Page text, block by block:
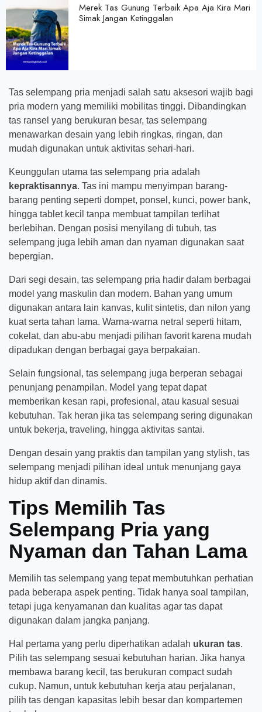
Merek Tas Gunung Terbaik Apa Aja Kira Mari
Simak Jangan Ketinggalan
Tas selempang pria menjadi salah satu aksesori wajib bagi
pria modern yang memiliki mobilitas tinggi. Dibandingkan
tas ransel yang berukuran besar, tas selempang
menawarkan desain yang lebih ringkas, ringan, dan
mudah digunakan untuk aktivitas sehari-hari.
Keunggulan utama tas selempang pria adalah
kepraktisannya. Tas ini mampu menyimpan barang-
barang penting seperti dompet, ponsel, kunci, power bank,
hingga tablet kecil tanpa membuat tampilan terlihat
berlebihan. Dengan posisi menyilang di tubuh, tas
selempang juga lebih aman dan nyaman digunakan saat
bepergian.
Dari segi desain, tas selempang pria hadir dalam berbagai
model yang maskulin dan modern. Bahan yang umum
digunakan antara lain kanvas, kulit sintetis, dan nilon yang
kuat serta tahan lama. Warna-warna netral seperti hitam,
cokelat, dan abu-abu menjadi pilihan favorit karena mudah
dipadukan dengan berbagai gaya berpakaian.
Selain fungsional, tas selempang juga berperan sebagai
penunjang penampilan. Model yang tepat dapat
memberikan kesan rapi, profesional, atau kasual sesuai
kebutuhan. Tak heran jika tas selempang sering digunakan
untuk bekerja, traveling, hingga aktivitas santai.
Dengan desain yang praktis dan tampilan yang stylish, tas
selempang menjadi pilihan ideal untuk menunjang gaya
hidup aktif dan dinamis.
Tips Memilih Tas
Selempang Pria yang
Nyaman dan Tahan Lama
Memilih tas selempang yang tepat membutuhkan perhatian
pada beberapa aspek penting. Tidak hanya soal tampilan,
tetapi juga kenyamanan dan kualitas agar tas dapat
digunakan dalam jangka panjang.
Hal pertama yang perlu diperhatikan adalah ukuran tas.
Pilih tas selempang sesuai kebutuhan harian. Jika hanya
membawa barang kecil, tas berukuran compact sudah
cukup. Namun, untuk kebutuhan kerja atau perjalanan,
pilih tas dengan kapasitas lebih besar dan kompartemen